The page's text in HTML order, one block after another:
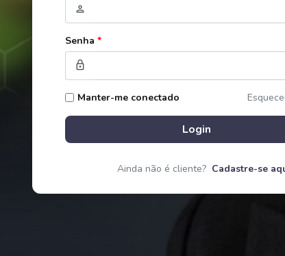
person
Senha *
lock
Manter-me conectado
Login
Ainda não é cliente? Cadastre-se